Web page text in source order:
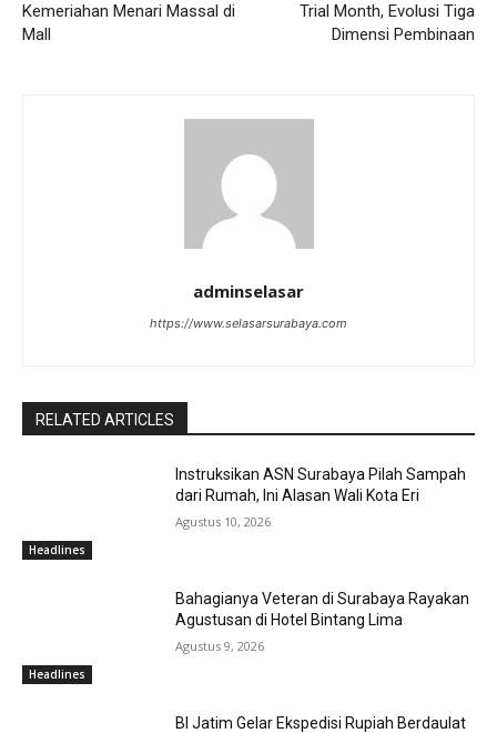
Kemeriahan Menari Massal di
Mall
Trial Month, Evolusi Tiga
Dimensi Pembinaan
adminselasar
https://www.selasarsurabaya.com
RELATED ARTICLES
Headlines
Instruksikan ASN Surabaya Pilah Sampah
dari Rumah, Ini Alasan Wali Kota Eri
Agustus 10, 2026
Headlines
Bahagianya Veteran di Surabaya Rayakan
Agustusan di Hotel Bintang Lima
Agustus 9, 2026
BI Jatim Gelar Ekspedisi Rupiah Berdaulat